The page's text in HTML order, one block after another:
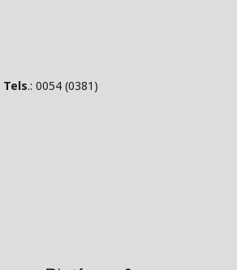
Tels.: 0054 (0381)